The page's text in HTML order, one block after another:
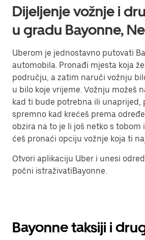
Dijeljenje vožnje i
u gradu Bayonne,
Uberom je jednostavno putovati
automobila. Pronađi mjesta koja
području, a zatim naruči vožnju
u bilo koje vrijeme. Vožnju možeš
kad ti bude potrebna ili unaprijed,
spremno kad krećeš prema
obzira na to je li još netko s tobom
ćeš pronaći opciju vožnje koja ti
Otvori aplikaciju Uber i unesi
počni istraživatiBayonne.
Bayonne taksiji i